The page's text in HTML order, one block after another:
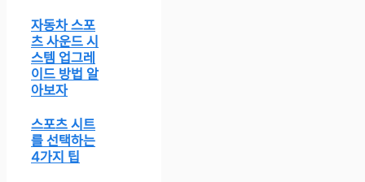
자동차 스포
츠 사운드 시
스템 업그레
이드 방법 알
아보자
스포츠 시트
를 선택하는
4가지 팁